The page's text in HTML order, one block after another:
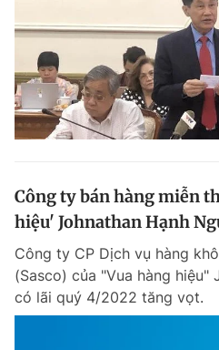
Công ty bán hàng miễn
hiệu' Johnathan Hạnh
Công ty CP Dịch vụ hàng
(Sasco) của "Vua hàng hiệu"
có lãi quý 4/2022 tăng vọt.